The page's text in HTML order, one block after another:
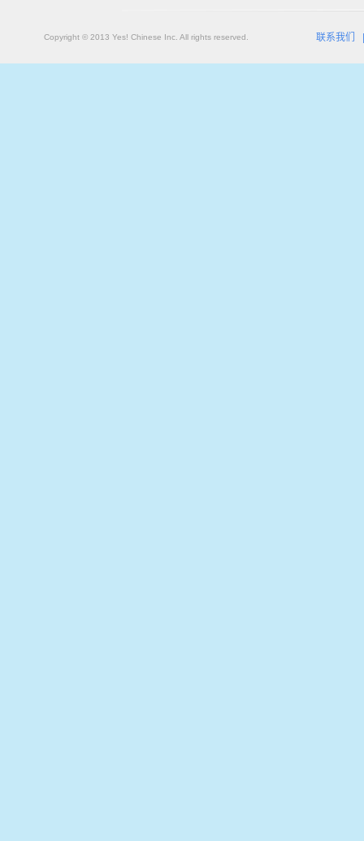
Copyright © 2013 Yes! Chinese Inc. All rights reserved. 联系我们